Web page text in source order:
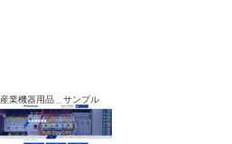
産業機器用品＿サンプル